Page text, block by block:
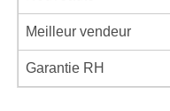
Meilleur vendeur
Garantie RH